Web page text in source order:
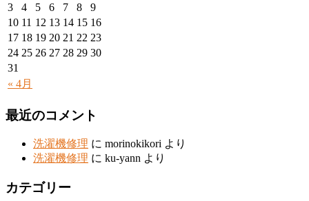
« 4月
3
4 5 6 7 8
9
10 11 12 13 14 15 16
17 18 19 20 21 22 23
24 25 26 27 28 29 30
31
最近のコメント
洗濯機修理 に morinokikori より
洗濯機修理 に ku-yann より
カテゴリー